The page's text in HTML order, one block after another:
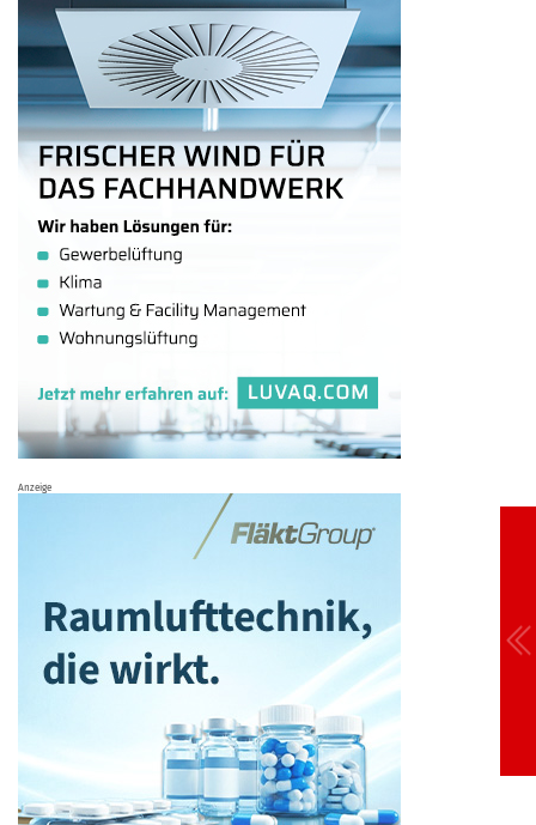
Anzeige